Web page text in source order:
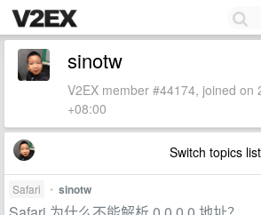
sinotw
V2EX member #44174, joined on
+08:00
Switch topics list
Safari • sinotw